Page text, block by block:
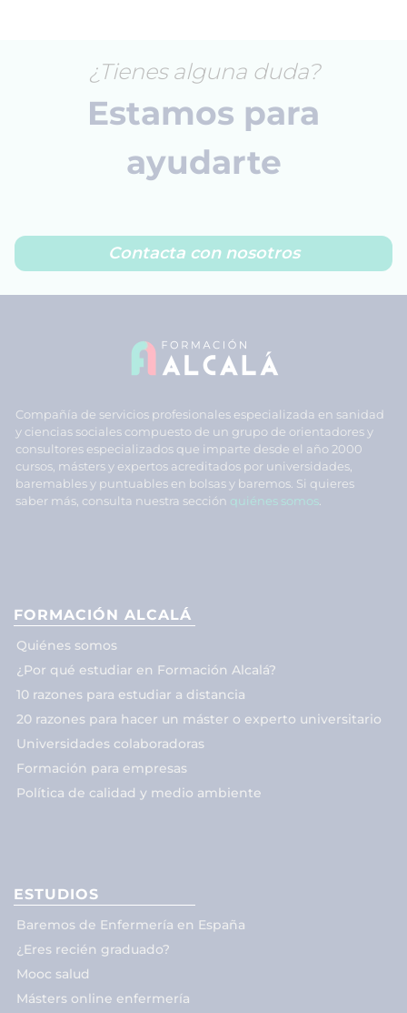
¿Tienes alguna duda?
Estamos para
ayudarte
Contacta con nosotros
Compañía de servicios profesionales especializada en sanidad
y ciencias sociales compuesto de un grupo de orientadores y
consultores especializados que imparte desde el año 2000
cursos, másters y expertos acreditados por universidades,
baremables y puntuables en bolsas y baremos. Si quieres
saber más, consulta nuestra sección quiénes somos.
FORMACIÓN ALCALÁ
Quiénes somos
¿Por qué estudiar en Formación Alcalá?
10 razones para estudiar a distancia
20 razones para hacer un máster o experto universitario
Universidades colaboradoras
Formación para empresas
Política de calidad y medio ambiente
ESTUDIOS
Baremos de Enfermería en España
¿Eres recién graduado?
Mooc salud
Másters online enfermería